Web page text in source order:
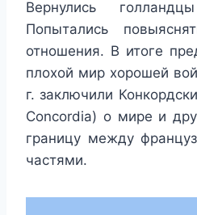
Вернулись
Попытались
отношения. В итоге
плохой мир хорошей
г. заключили
Concordia) о мире и
границу между
частями.